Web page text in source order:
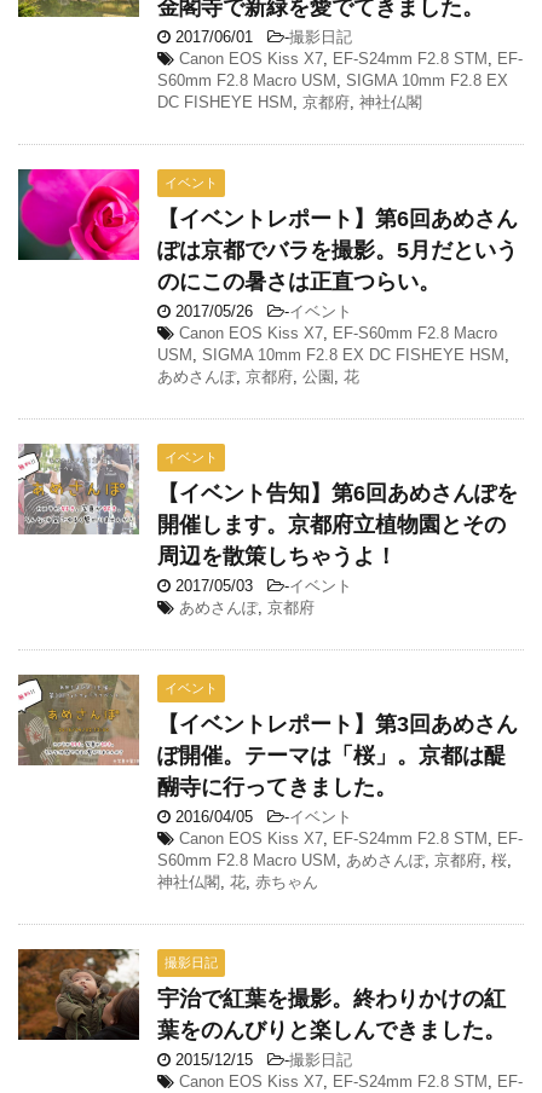
金閣寺で新緑を愛でてきました。
2017/06/01 -撮影日記
Canon EOS Kiss X7, EF-S24mm F2.8 STM , EF-
S60mm F2.8 Macro USM , SIGMA 10mm F2.8 EX
DC FISHEYE HSM , 京都府, 神社仏閣
イベント
【イベントレポート】第6回あめさん
ぽは京都でバラを撮影。5月だという
のにこの暑さは正直つらい。
2017/05/26 -イベント
Canon EOS Kiss X7, EF-S60mm F2.8 Macro
USM , SIGMA 10mm F2.8 EX DC FISHEYE HSM ,
あめさんぽ, 京都府, 公園 , 花
イベント
【イベント告知】第6回あめさんぽを
開催します。京都府立植物園とその
周辺を散策しちゃうよ！
2017/05/03 -イベント
あめさんぽ, 京都府
イベント
【イベントレポート】第3回あめさん
ぽ開催。テーマは「桜」。京都は醍
醐寺に行ってきました。
2016/04/05 -イベント
Canon EOS Kiss X7, EF-S24mm F2.8 STM , EF-
S60mm F2.8 Macro USM , あめさんぽ, 京都府, 桜,
神社仏閣, 花, 赤ちゃん
撮影日記
宇治で紅葉を撮影。終わりかけの紅
葉をのんびりと楽しんできました。
2015/12/15 -撮影日記
Canon EOS Kiss X7, EF-S24mm F2.8 STM , EF-